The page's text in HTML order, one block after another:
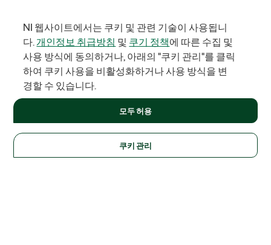
NI 웹사이트에서는 쿠키 및 관련 기술이 사용됩니
다.개인정보 취급방침 및 쿠기 정책에 따른 수집 및
사용 방식에 동의하거나, 아래의 "쿠키 관리"를 클릭
하여 쿠키 사용을 비활성화하거나 사용 방식을 변
경할 수 있습니다.
쿠키 관리
모두 허용